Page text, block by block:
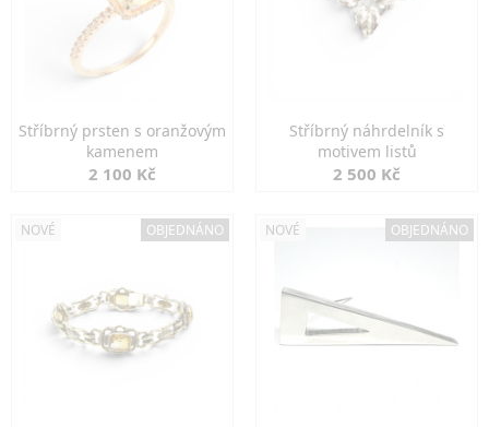
Stříbrný prsten s oranžovým
kamenem
2 100 Kč
Stříbrný náhrdelník s
motivem listů
2 500 Kč
NOVÉ OBJEDNÁNO NOVÉ OBJEDNÁNO